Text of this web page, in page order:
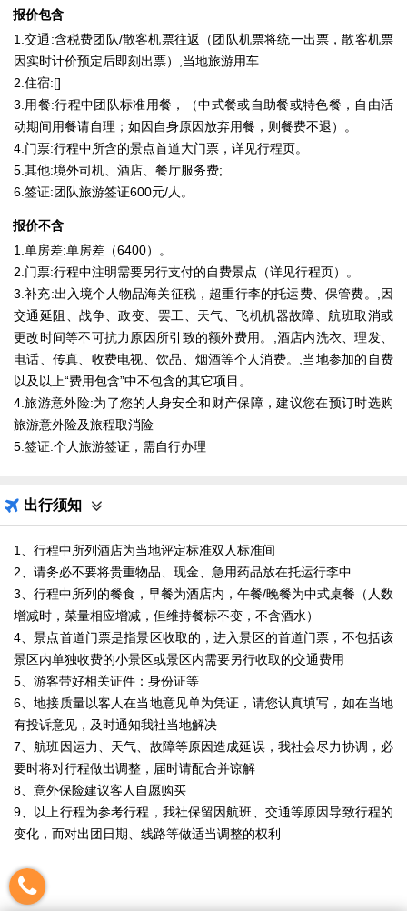
报价包含
1.交通:含税费团队/散客机票往返（团队机票将统一出票，散客机票
因实时计价预定后即刻出票）,当地旅游用车
2.住宿:[]
3.用餐:行程中团队标准用餐，（中式餐或自助餐或特色餐，自由活
动期间用餐请自理；如因自身原因放弃用餐，则餐费不退）。
4.门票:行程中所含的景点首道大门票，详见行程页。
5.其他:境外司机、酒店、餐厅服务费;
6.签证:团队旅游签证600元/人。
报价不含
1.单房差:单房差（6400）。
2.门票:行程中注明需要另行支付的自费景点（详见行程页）。
3.补充:出入境个人物品海关征税，超重行李的托运费、保管费。,因
交通延阻、战争、政变、罢工、天气、飞机机器故障、航班取消或
更改时间等不可抗力原因所引致的额外费用。,酒店内洗衣、理发、
电话、传真、收费电视、饮品、烟酒等个人消费。,当地参加的自费
以及以上“费用包含”中不包含的其它项目。
4.旅游意外险:为了您的人身安全和财产保障，建议您在预订时选购
旅游意外险及旅程取消险
5.签证:个人旅游签证，需自行办理
出行须知
1、行程中所列酒店为当地评定标准双人标准间
2、请务必不要将贵重物品、现金、急用药品放在托运行李中
3、行程中所列的餐食，早餐为酒店内，午餐/晚餐为中式桌餐（人数
增减时，菜量相应增减，但维持餐标不变，不含酒水）
4、景点首道门票是指景区收取的，进入景区的首道门票，不包括该
景区内单独收费的小景区或景区内需要另行收取的交通费用
5、游客带好相关证件：身份证等
6、地接质量以客人在当地意见单为凭证，请您认真填写，如在当地
有投诉意见，及时通知我社当地解决
7、航班因运力、天气、故障等原因造成延误，我社会尽力协调，必
要时将对行程做出调整，届时请配合并谅解
8、意外保险建议客人自愿购买
9、以上行程为参考行程，我社保留因航班、交通等原因导致行程的
变化，而对出团日期、线路等做适当调整的权利